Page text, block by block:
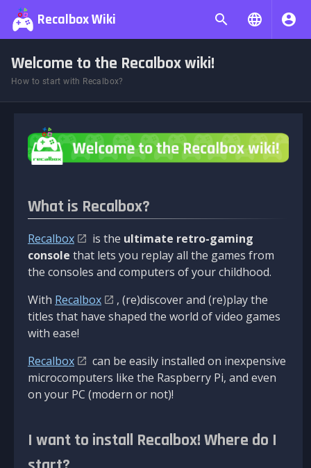
Recalbox Wiki
Welcome to the Recalbox wiki!
How to start with Recalbox?
What is Recalbox?
Recalbox is the ultimate retro-gaming
console that lets you replay all the games from
the consoles and computers of your childhood.
With Recalbox
, (re)discover and (re)play the
titles that have shaped the world of video games
with ease!
Recalbox
can be easily installed on inexpensive
microcomputers like the Raspberry Pi, and even
on your PC (modern or not)!
I want to install Recalbox! Where do I